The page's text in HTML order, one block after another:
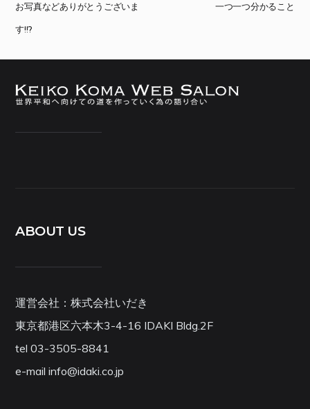
一つ一つ分かること
お写真などありがとうございま
す!!?
ABOUT US
運営会社：株式会社いだき
東京都港区六本木3-4-16 IDAKI Bldg.2F
tel 03-3505-8841
e-mail info@idaki.co.jp